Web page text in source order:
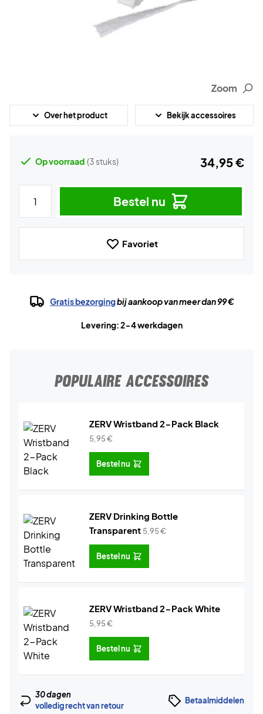
Zoom
Over het product Bekijk accessoires
Op voorraad (3 stuks) 34,95 €
Bestel nu
Favoriet
Gratis bezorgingbij aankoop van meer dan 99 €
Levering: 2-4 werkdagen
POPULAIRE ACCESSOIRES
ZERV Wristband 2-Pack Black
5,95€
Bestel nu
ZERV Drinking Bottle
Transparent 5,95€
Bestel nu
ZERV Wristband 2-Pack White
5,95€
Bestel nu
30 dagen
volledig recht van retour
Betaalmiddelen